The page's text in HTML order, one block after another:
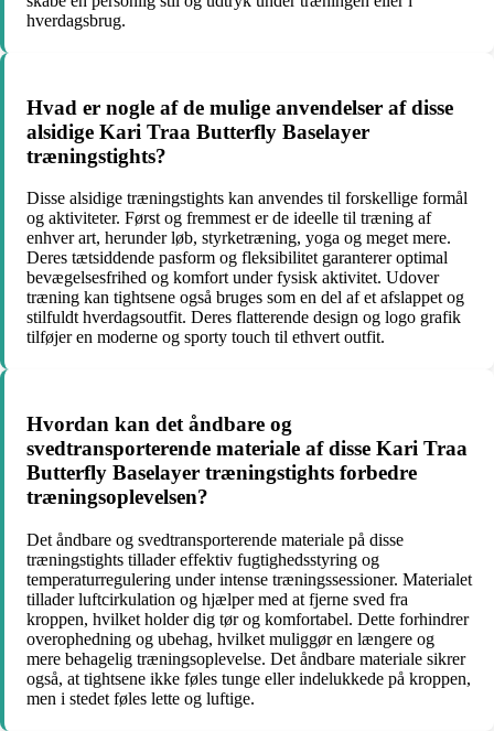
hverdagsbrug.
Hvad er nogle af de mulige anvendelser af disse
alsidige Kari Traa Butterfly Baselayer
træningstights?
Disse alsidige træningstights kan anvendes til forskellige formål
og aktiviteter. Først og fremmest er de ideelle til træning af
enhver art, herunder løb, styrketræning, yoga og meget mere.
Deres tætsiddende pasform og fleksibilitet garanterer optimal
bevægelsesfrihed og komfort under fysisk aktivitet. Udover
træning kan tightsene også bruges som en del af et afslappet og
stilfuldt hverdagsoutfit. Deres flatterende design og logo grafik
tilføjer en moderne og sporty touch til ethvert outfit.
Hvordan kan det åndbare og
svedtransporterende materiale af disse Kari Traa
Butterfly Baselayer træningstights forbedre
træningsoplevelsen?
Det åndbare og svedtransporterende materiale på disse
træningstights tillader effektiv fugtighedsstyring og
temperaturregulering under intense træningssessioner. Materialet
tillader luftcirkulation og hjælper med at fjerne sved fra
kroppen, hvilket holder dig tør og komfortabel. Dette forhindrer
overophedning og ubehag, hvilket muliggør en længere og
mere behagelig træningsoplevelse. Det åndbare materiale sikrer
også, at tightsene ikke føles tunge eller indelukkede på kroppen,
men i stedet føles lette og luftige.